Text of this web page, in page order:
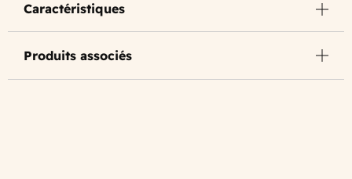
Caractéristiques
Produits associés